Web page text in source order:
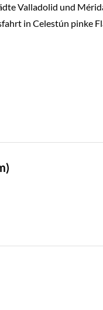
Valladolid und
in Celestún pinke